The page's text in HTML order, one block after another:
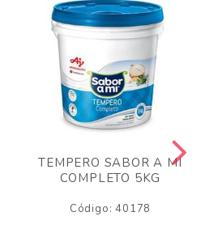
TEMPERO SABOR A MI
COMPLETO 5KG
Código: 40178